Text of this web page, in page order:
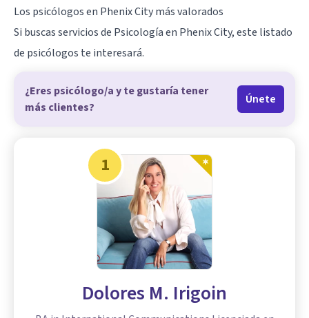
Los psicólogos en Phenix City más valorados
Si buscas servicios de Psicología en Phenix City, este listado
de psicólogos te interesará.
¿Eres psicólogo/a y te gustaría tener
más clientes?
Únete
1
Dolores M. Irigoin